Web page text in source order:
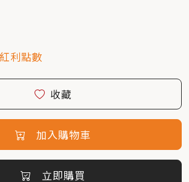
利點數
收藏
加入購物車
立即購買